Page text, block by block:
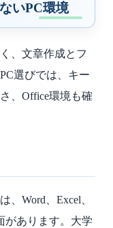
いPC環境
、文章作成とフ
選びでは、キー
、Office環境も確
、Word、Excel、
があります。大学